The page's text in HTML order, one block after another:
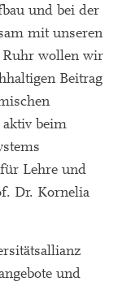
und bei der
mit unseren
Ruhr wollen wir
Beitrag
beim
Lehre und
Dr. Kornelia
und